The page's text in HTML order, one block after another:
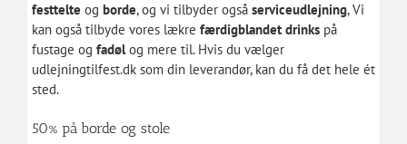
festtelte og borde, og vi tilbyder også serviceudlejning, Vi
kan også tilbyde vores lækre færdigblandet drinkspå
fustage og fadølog mere til. Hvis du vælger
udlejningtilfest.dk som din leverandør, kan du få det hele ét
sted.
50% på borde og stole